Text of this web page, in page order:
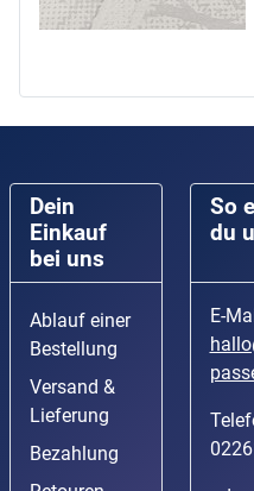
Dein
Einkauf
bei uns
Ablauf einer
Bestellung
Versand &
Lieferung
Bezahlung
So
du
E-